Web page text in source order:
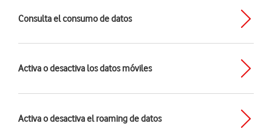
Consulta el consumo de datos
Activa o desactiva los datos móviles
Activa o desactiva el roaming de datos